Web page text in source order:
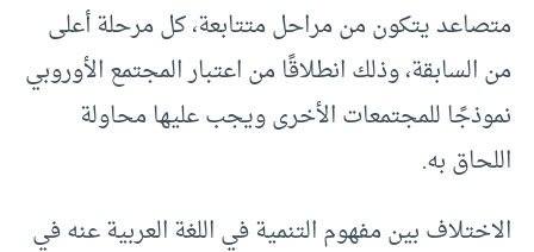
متصاعد يتكون من مراحل متتابعة، كل مرحلة أعلى
من السابقة، وذلك انطلاقًا من اعتبار المجتمع الأوروبي
نموذجًا للمجتمعات الأخرى ويجب عليها محاولة
اللحاق به.
الاختلاف بين مفهوم التنمية في اللغة العربية عنه في